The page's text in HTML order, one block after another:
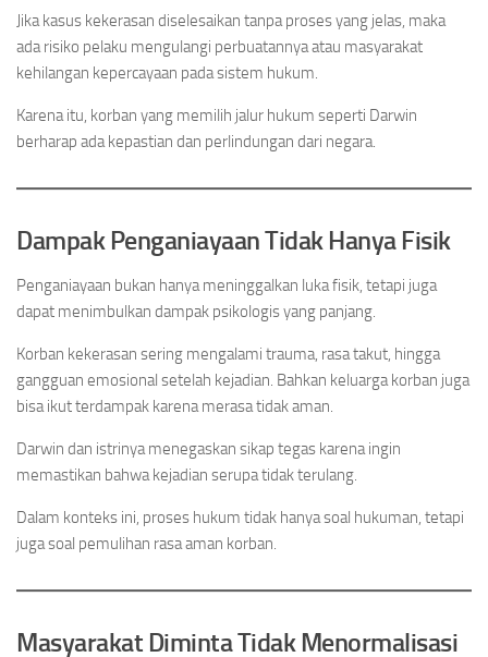
Jika kasus kekerasan diselesaikan tanpa proses yang jelas, maka
ada risiko pelaku mengulangi perbuatannya atau masyarakat
kehilangan kepercayaan pada sistem hukum.
Karena itu, korban yang memilih jalur hukum seperti Darwin
berharap ada kepastian dan perlindungan dari negara.
Dampak Penganiayaan Tidak Hanya Fisik
Penganiayaan bukan hanya meninggalkan luka fisik, tetapi juga
dapat menimbulkan dampak psikologis yang panjang.
Korban kekerasan sering mengalami trauma, rasa takut, hingga
gangguan emosional setelah kejadian. Bahkan keluarga korban juga
bisa ikut terdampak karena merasa tidak aman.
Darwin dan istrinya menegaskan sikap tegas karena ingin
memastikan bahwa kejadian serupa tidak terulang.
Dalam konteks ini, proses hukum tidak hanya soal hukuman, tetapi
juga soal pemulihan rasa aman korban.
Masyarakat Diminta Tidak Menormalisasi